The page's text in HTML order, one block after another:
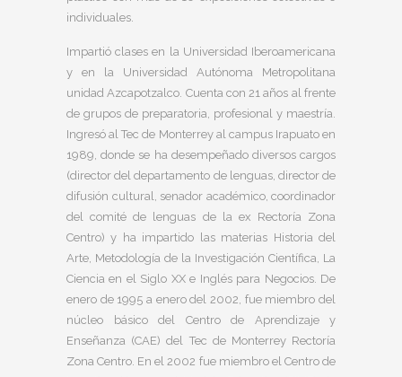
individuales.
Impartió clases en la Universidad Iberoamericana
y en la Universidad Autónoma Metropolitana
unidad Azcapotzalco. Cuenta con 21 años al frente
de grupos de preparatoria, profesional y maestría.
Ingresó al Tec de Monterrey al campus Irapuato en
1989, donde se ha desempeñado diversos cargos
(director del departamento de lenguas, director de
difusión cultural, senador académico, coordinador
del comité de lenguas de la ex Rectoría Zona
Centro) y ha impartido las materias Historia del
Arte, Metodología de la Investigación Científica, La
Ciencia en el Siglo XX e Inglés para Negocios. De
enero de 1995 a enero del 2002, fue miembro del
núcleo básico del Centro de Aprendizaje y
Enseñanza (CAE) del Tec de Monterrey Rectoría
Zona Centro. En el 2002 fue miembro el Centro de